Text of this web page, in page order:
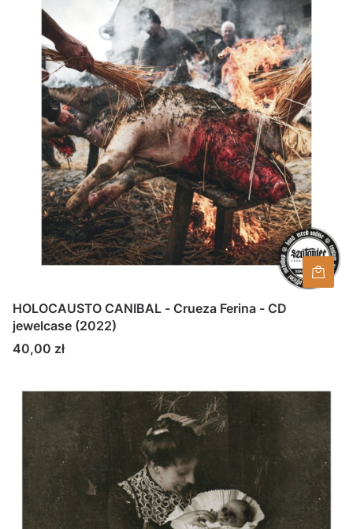
HOLOCAUSTO CANIBAL - Crueza Ferina - CD
jewelcase (2022)
Cena
40,00 zł